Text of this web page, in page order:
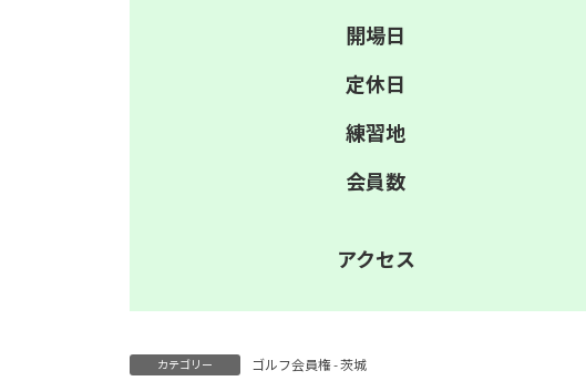
開場日
定休日
練習地
会員数
アクセス
カテゴリー ゴルフ会員権 - 茨城